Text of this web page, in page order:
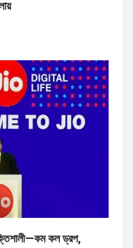
কল ড্রপ,